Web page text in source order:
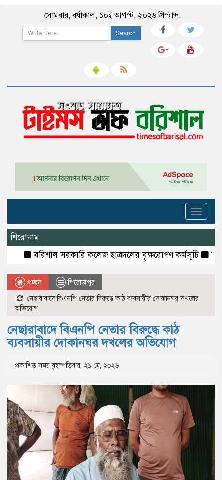
সোমবার,বর্ষাকাল, ১০ই আগস্ট, ২০২৬ খ্রিস্টাব্দ,
Search
Toggle
শিরোনাম
বরিশাল সরকারি কলেজ ছাত্রদলের বৃক্ষরোপণ কর্মসূচি
বরিশাল
প্রচ্ছদ
পিরোজপুর
নেছারাবাদে বিএনপি নেতার বিরুদ্ধে কাঠ ব্যবসায়ীর দোকানঘর দখলের
অভিযোগ
নেছারাবাদে বিএনপি নেতার বিরুদ্ধে কাঠ
ব্যবসায়ীর দোকানঘর দখলের অভিযোগ
প্রকাশিত সময় বৃহস্পতিবার, ২১ মে, ২০২৬